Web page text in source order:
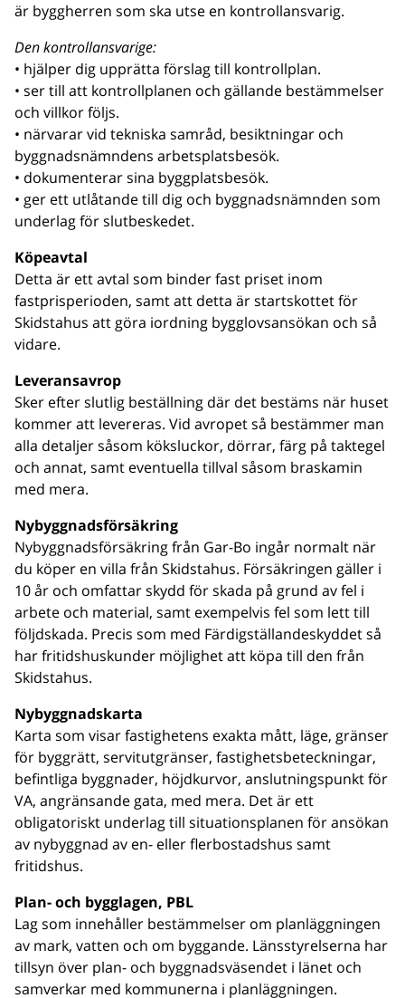
är byggherren som ska utse en kontrollansvarig.
Den kontrollansvarige:
• hjälper dig upprätta förslag till kontrollplan.
• ser till att kontrollplanen och gällande bestämmelser
och villkor följs.
• närvarar vid tekniska samråd, besiktningar och
byggnadsnämndens arbetsplatsbesök.
• dokumenterar sina byggplatsbesök.
• ger ett utlåtande till dig och byggnadsnämnden som
underlag för slutbeskedet.
Köpeavtal
Detta är ett avtal som binder fast priset inom
fastprisperioden, samt att detta är startskottet för
Skidstahus att göra iordning bygglovsansökan och så
vidare.
Leveransavrop
Sker efter slutlig beställning där det bestäms när huset
kommer att levereras. Vid avropet så bestämmer man
alla detaljer såsom köksluckor, dörrar, färg på taktegel
och annat, samt eventuella tillval såsom braskamin
med mera.
Nybyggnadsförsäkring
Nybyggnadsförsäkring från Gar-Bo ingår normalt när
du köper en villa från Skidstahus. Försäkringen gäller i
10 år och omfattar skydd för skada på grund av fel i
arbete och material, samt exempelvis fel som lett till
följdskada. Precis som med Färdigställandeskyddet så
har fritidshuskunder möjlighet att köpa till den från
Skidstahus.
Nybyggnadskarta
Karta som visar fastighetens exakta mått, läge, gränser
för byggrätt, servitutgränser, fastighetsbeteckningar,
befintliga byggnader, höjdkurvor, anslutningspunkt för
VA, angränsande gata, med mera. Det är ett
obligatoriskt underlag till situationsplanen för ansökan
av nybyggnad av en- eller flerbostadshus samt
fritidshus.
Plan- och bygglagen, PBL
Lag som innehåller bestämmelser om planläggningen
av mark, vatten och om byggande. Länsstyrelserna har
tillsyn över plan- och byggnadsväsendet i länet och
samverkar med kommunerna i planläggningen.